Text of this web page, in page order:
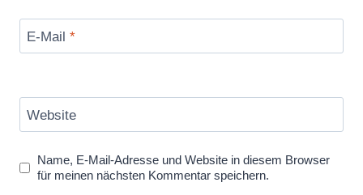
E-Mail *
Website
Name, E-Mail-Adresse und Website in diesem Browser
für meinen nächsten Kommentar speichern.